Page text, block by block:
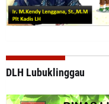
DLH Lubuklinggau